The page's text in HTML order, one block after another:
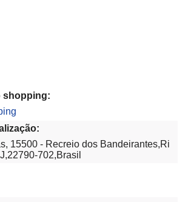
shopping:
15500 - Recreio dos Bandeirantes,Ri
702,Brasil